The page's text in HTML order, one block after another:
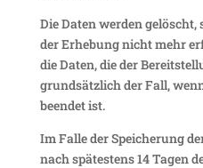
Die Daten werden gelöscht,
der Erhe­bung nicht mehr
die Daten, die der
grund­sätz­lich der Fall,
beendet ist.
Im Falle der Spei­che­rung
nach spätes­tens 14 Tagen